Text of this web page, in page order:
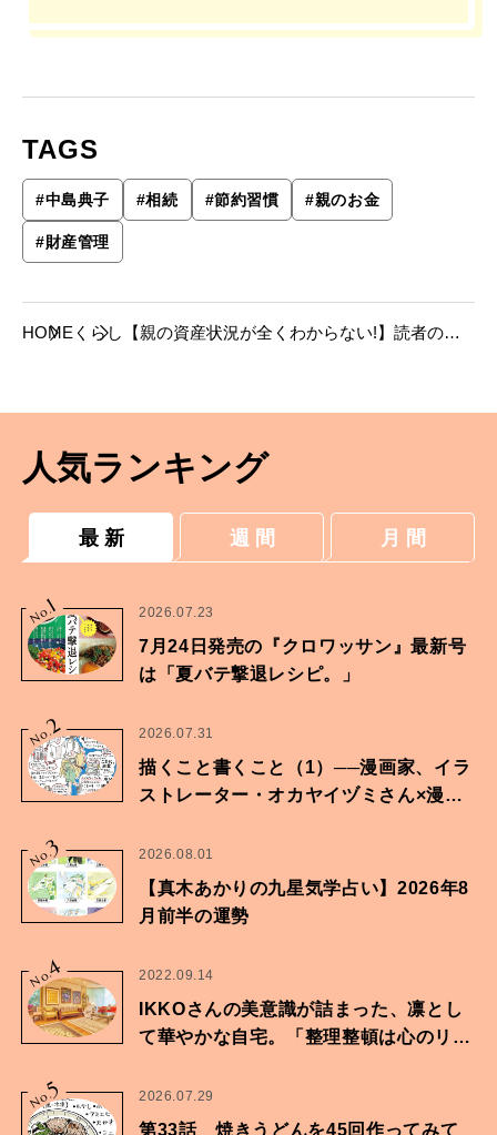
TAGS
#中島典子 #相続 #節約習慣 #親のお金
#財産管理
HOME くらし
【親の資産状況が全くわからない!】読者の相
人気ランキング
最 新 週 間 月 間
No.
1 2026.07.23
7月24日発売の『クロワッサン』最新号
は「夏バテ撃退レシピ。」
No.2 2026.07.31
描くこと書くこと（1）──漫画家、イラ
ストレーター・オカヤイヅミさん×漫画
No.
3 2026.08.01
【真木あかりの九星気学占い】2026年8
月前半の運勢
No.
4 2022.09.14
IKKOさんの美意識が詰まった、凛とし
て華やかな自宅。「整理整頓は心のリズ
No.
5 2026.07.29
第33話 焼きうどんを45回作ってみて